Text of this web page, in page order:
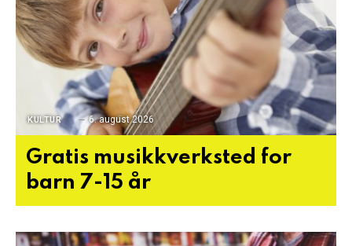
KULTUR 6. august 2026
Gratis musikkverksted for
barn 7-15 år